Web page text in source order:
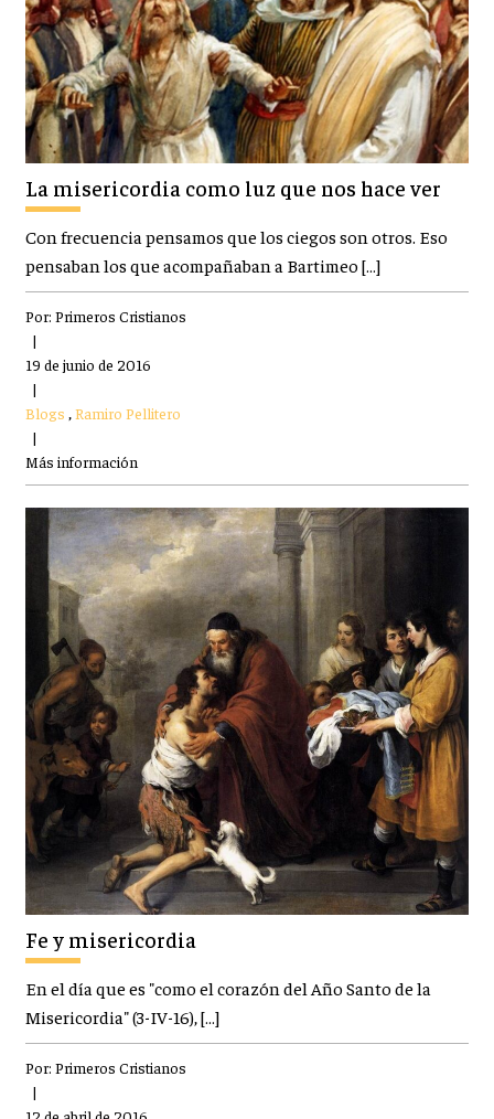
La misericordia como luz que nos hace ver
Con frecuencia pensamos que los ciegos son otros. Eso
pensaban los que acompañaban a Bartimeo […]
Por: Primeros Cristianos
|
19 de junio de 2016
|
Blogs Ramiro Pellitero
|
Más información
Fe y misericordia
En el día que es "como el corazón del Año Santo de la
Misericordia" (3-IV-16), […]
Por: Primeros Cristianos
|